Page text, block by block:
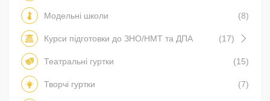
Модельні школи (8)
Курси підготовки до ЗНО/НМТ та ДПА (17)
Театральні гуртки (15)
Творчі гуртки (7)